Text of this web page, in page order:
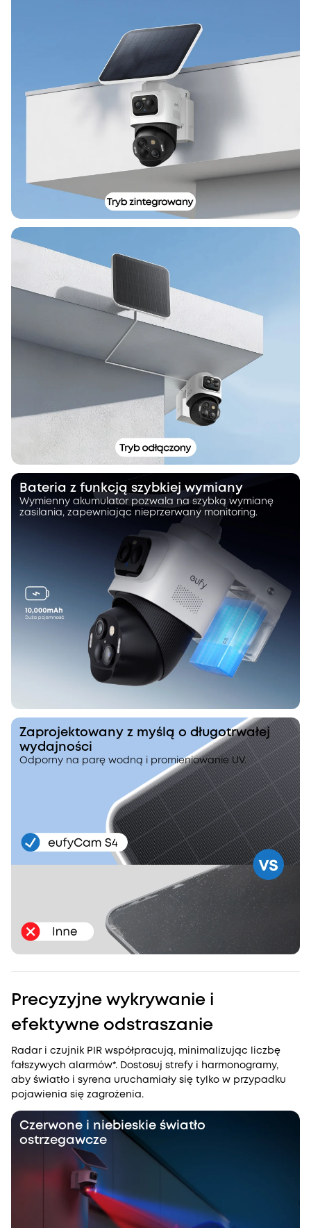
Bateria z funkcją szybkiej wymiany
Wymienny akumulator pozwala na szybką wymianę
zasilania, zapewniając nieprzerwany monitoring.
Zaprojektowany z myślą o długotrwałej
wydajności
Odporny na parę wodną i promieniowanie UV.
Precyzyjne wykrywanie i
efektywne odstraszanie
Radar i czujnik PIR współpracują, minimalizując liczbę
fałszywych alarmów*. Dostosuj strefy i harmonogramy,
aby światło i syrena uruchamiały się tylko w przypadku
pojawienia się zagrożenia.
Czerwone i niebieskie światło
ostrzegawcze